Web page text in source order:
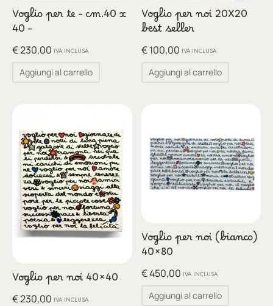
Voglio per te – cm.40 x
40 –
€230,00 IVA INCLUSA
Aggiungi al carrello
Voglio per noi 20X20
best seller
€100,00 IVA INCLUSA
Aggiungi al carrello
Voglio per noi 40×40
€230,00 IVA INCLUSA
Voglio per noi (bianco)
40×80
€450,00 IVA INCLUSA
Aggiungi al carrello